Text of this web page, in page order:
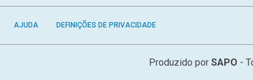
AJUDA DEFINIÇÕES DE PRIVACIDADE
Produzido porSAPO -